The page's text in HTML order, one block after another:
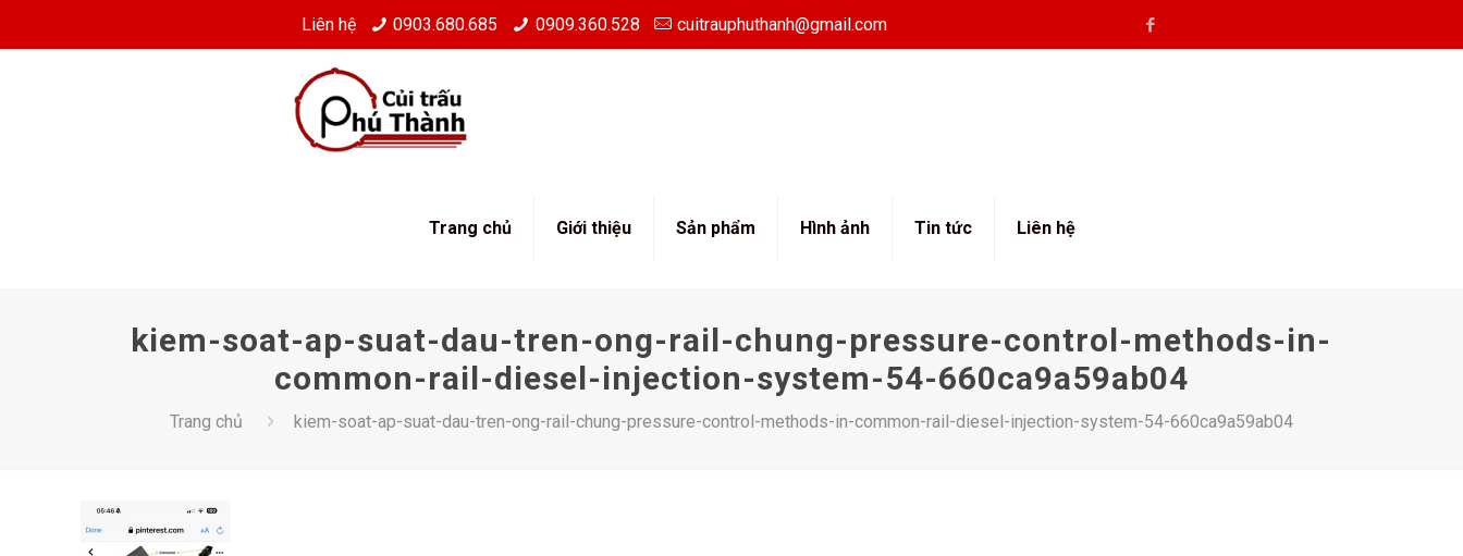
Liên hệ 0903.680.685 0909.360.528 cuitrauphuthanh@gmail.com
Trang chủ Giới thiệu Sản phẩm Hình ảnh Tin tức Liên hệ
kiem-soat-ap-suat-dau-tren-ong-rail-chung-pressure-control-methods-in-
common-rail-diesel-injection-system-54-660ca9a59ab04
Trang chủ kiem-soat-ap-suat-dau-tren-ong-rail-chung-pressure-control-methods-in-common-rail-diesel-injection-system-54-660ca9a59ab04